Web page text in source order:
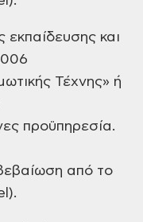
εκπαίδευσης και
Τέχνης» ή
προϋπηρεσία.
από το